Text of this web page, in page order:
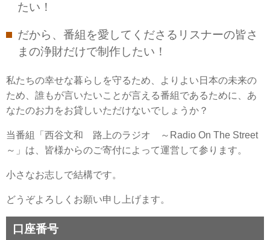
たい！
だから、番組を愛してくださるリスナーの皆さ
まの浄財だけで制作したい！
私たちの幸せな暮らしを守るため、よりよい日本の未来の
ため、誰もが言いたいことが言える番組であるために、あ
なたのお力をお貸しいただけないでしょうか？
当番組「西谷文和 路上のラジオ ～Radio On The Street
～」は、皆様からのご寄付によって運営して参ります。
小さなお志しで結構です。
どうぞよろしくお願い申し上げます。
口座番号